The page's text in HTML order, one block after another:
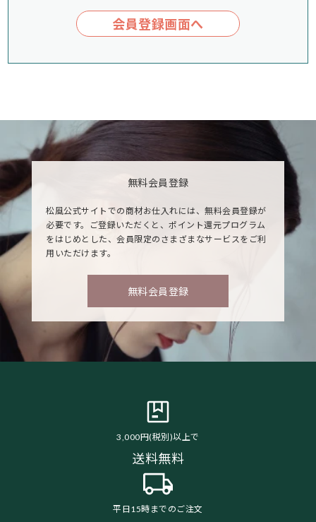
会員登録画面へ
無料会員登録
松風公式サイトでの商材お仕入れには、無料会員登録が
必要です。ご登録いただくと、ポイント還元プログラム
をはじめとした、会員限定のさまざまなサービスをご利
用いただけます。
無料会員登録
3,000円(税別)以上で
送料無料
平日15時までのご注文